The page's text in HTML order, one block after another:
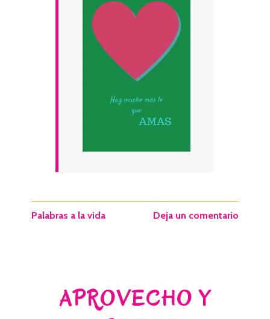
Palabras a la vida Deja un comentario
APROVECHO Y